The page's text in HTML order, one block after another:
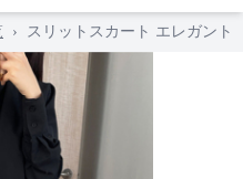
› スリットスカート エレガント